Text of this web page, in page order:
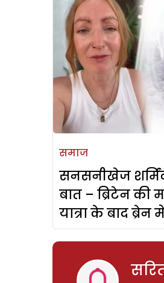
समाज
सनसनीखेज
बात – ब्रिटेन की
यात्रा के बाद